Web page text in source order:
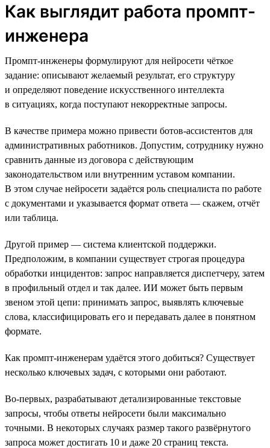
Как выглядит работа промпт-
инженера
Промпт-инженеры формулируют для нейросети чёткое
задание: описывают желаемый результат, его структуру
и определяют поведение искусственного интеллекта
в ситуациях, когда поступают некорректные запросы.
В качестве примера можно привести ботов-ассистентов для
административных работников. Допустим, сотруднику нужно
сравнить данные из договора с действующим
законодательством или внутренним уставом компании.
В этом случае нейросети задаётся роль специалиста по работе
с документами и указывается формат ответа — скажем, отчёт
или таблица.
Другой пример — система клиентской поддержки.
Предположим, в компании существует строгая процедура
обработки инцидентов: запрос направляется диспетчеру, затем
в профильный отдел и так далее. ИИ может быть первым
звеном этой цепи: принимать запрос, выявлять ключевые
слова, классифицировать его и передавать далее в понятном
формате.
Как промпт-инженерам удаётся этого добиться? Существует
несколько ключевых задач, с которыми они работают.
Во-первых, разрабатывают детализированные текстовые
запросы, чтобы ответы нейросети были максимально
точными. В некоторых случаях размер такого развёрнутого
запроса может достигать 10 и даже 20 страниц текста.